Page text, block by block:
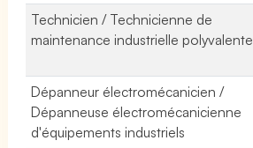
Technicien / Technicienne de
maintenance industrielle polyvalente
Dépanneur électromécanicien /
Dépanneuse électromécanicienne
d'équipements industriels